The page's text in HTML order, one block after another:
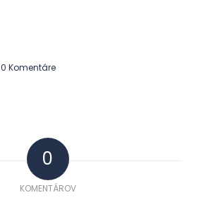
0 Komentáre
0
KOMENTÁROV